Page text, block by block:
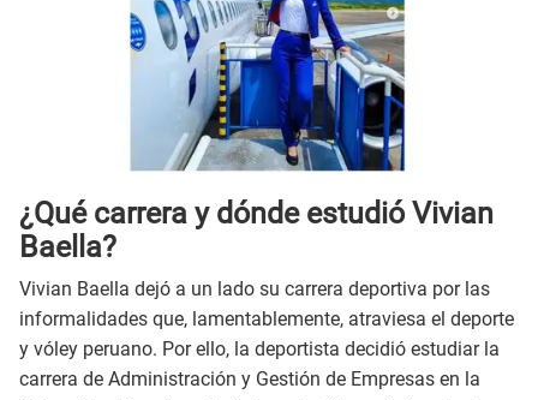
¿Qué carrera y dónde estudió Vivian
Baella?
Vivian Baella dejó a un lado su carrera deportiva por las
informalidades que, lamentablemente, atraviesa el deporte
y vóley peruano. Por ello, la deportista decidió estudiar la
carrera de Administración y Gestión de Empresas en la